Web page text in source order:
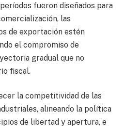
fueron diseñados para
las
de exportación estén
el compromiso de
gradual que no
fiscal.
la competitividad de las
alineando la política
de libertad y apertura, e